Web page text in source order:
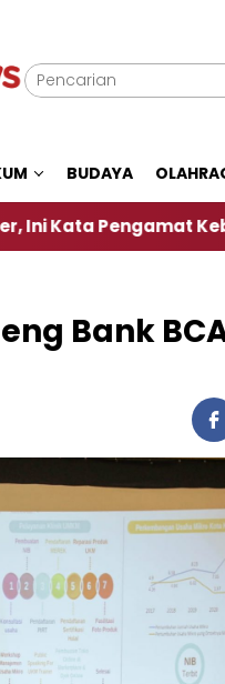
BUDAYA
Kebijakan
Bank